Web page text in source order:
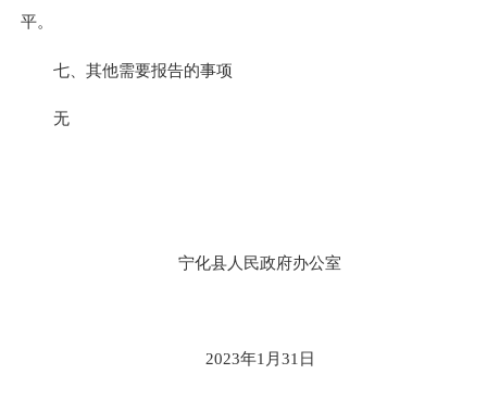
平。
七、其他需要报告的事项
无
宁化县人民政府办公室
2023年1月31日